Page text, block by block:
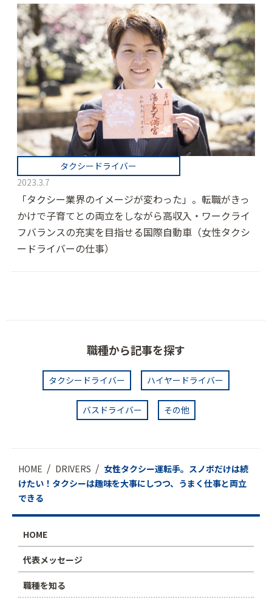
タクシードライバー
2023.3.7
「タクシー業界のイメージが変わった」。転職がきっ
かけで子育てとの両立をしながら高収入・ワークライ
フバランスの充実を目指せる国際自動車（女性タクシ
ードライバーの仕事）
職種から記事を探す
タクシードライバー ハイヤードライバー
バスドライバー その他
HOME DRIVERS
女性タクシー運転手。スノボだけは続
けたい！タクシーは趣味を大事にしつつ、うまく仕事と両立
できる
HOME
代表メッセージ
職種を知る